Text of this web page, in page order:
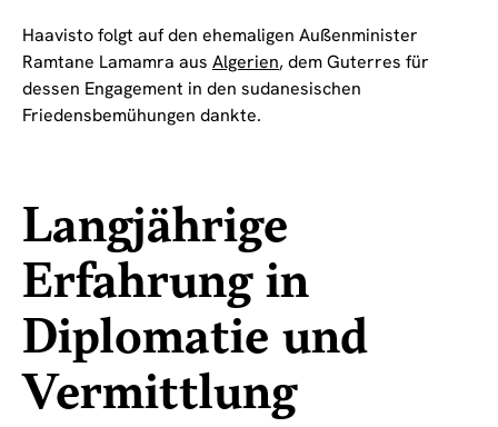
Haavisto folgt auf den ehemaligen Außenminister
Ramtane Lamamra aus Algerien, dem Guterres für
dessen Engagement in den sudanesischen
Friedensbemühungen dankte.
Langjährige
Erfahrung in
Diplomatie und
Vermittlung